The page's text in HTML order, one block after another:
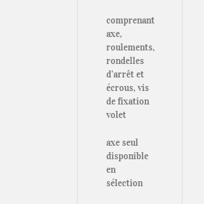
comprenant
axe,
roulements,
rondelles
d’arrêt et
écrous, vis
de fixation
volet
axe seul
disponible
en
sélection